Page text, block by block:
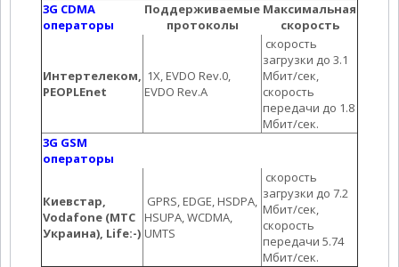
3G CDMA
операторы
Поддерживаемые
протоколы
Максимальная
скорость
Интертелеком,
PEOPLEnet
1X, EVDO Rev.0,
EVDO Rev.A
скорость
загрузки до 3.1
Мбит/сек,
скорость
передачи до 1.8
Мбит/сек.
3G GSM
операторы
Киевстар,
Vodafone (МТС
Украина), Life:-)
GPRS, EDGE, HSDPA,
HSUPA, WCDMA,
UMTS
скорость
загрузки до 7.2
Мбит/сек,
скорость
передачи 5.74
Мбит/сек.